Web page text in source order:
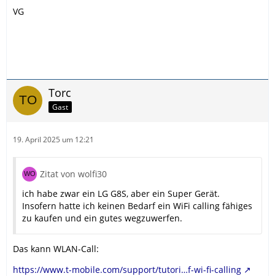
VG
Torc
Gast
19. April 2025 um 12:21
Zitat von wolfi30
ich habe zwar ein LG G8S, aber ein Super Gerät.
Insofern hatte ich keinen Bedarf ein WiFi calling fähiges
zu kaufen und ein gutes wegzuwerfen.
Das kann WLAN-Call:
https://www.t-mobile.com/support/tutori…f-wi-fi-calling